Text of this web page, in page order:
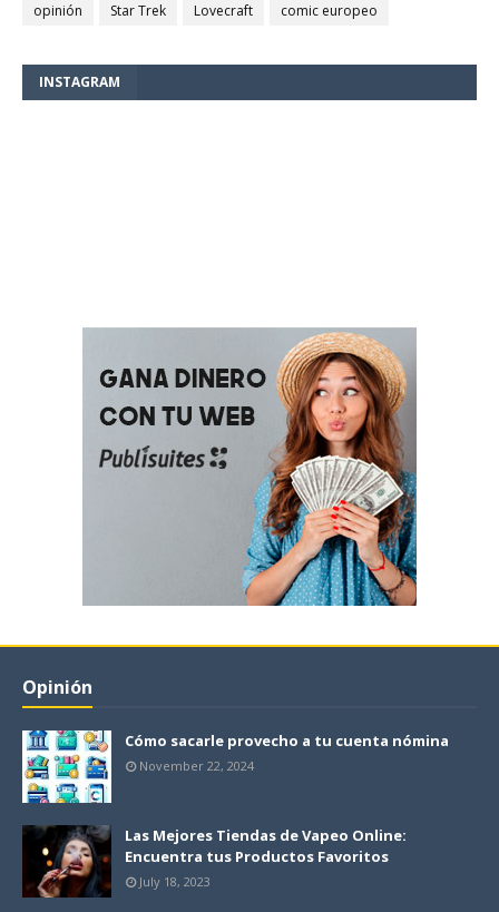
opinión
Star Trek Lovecraft comic europeo
INSTAGRAM
Opinión
Cómo sacarle provecho a tu cuenta nómina
November 22, 2024
Las Mejores Tiendas de Vapeo Online:
Encuentra tus Productos Favoritos
July 18, 2023